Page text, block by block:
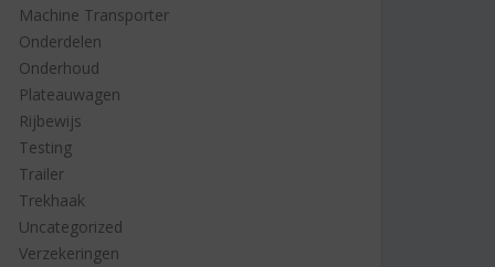
Machine Transporter
Onderdelen
Onderhoud
Plateauwagen
Rijbewijs
Testing
Trailer
Trekhaak
Uncategorized
Verzekeringen